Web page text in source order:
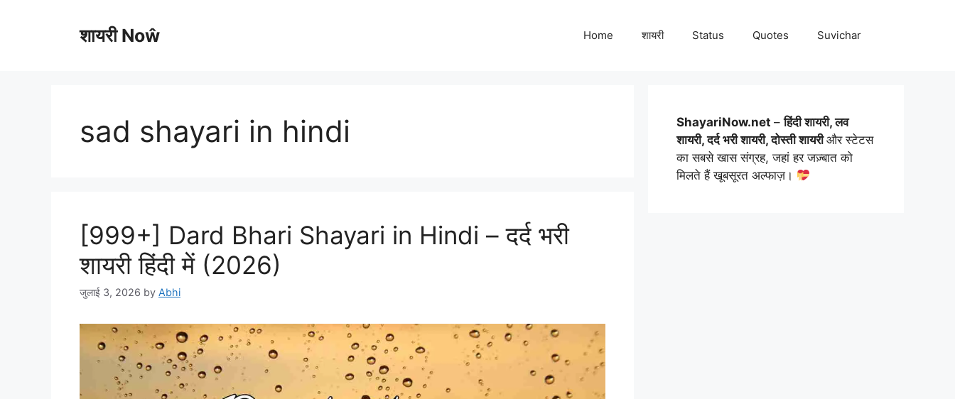
शायरी Noŵ Home शायरी Status Quotes Suvichar
sad shayari in hindi
[999+] Dard Bhari Shayari in Hindi – दर्द भरी
शायरी हिंदी में (2026)
जुलाई 3, 2026 by Abhi
ShayariNow.net –हिंदी शायरी, लव
शायरी, दर्द भरी शायरी, दोस्ती शायरीऔर स्टेटस
का सबसे खास संग्रह, जहां हर जज़्बात को
मिलते हैं खूबसूरत अल्फाज़।